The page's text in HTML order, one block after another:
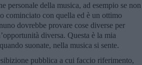
personale della musica, ad esempio se non
cominciato con quella ed è un ottimo
dovrebbe provare cose diverse per
diversa. Questa è la mia
suonate, nella musica si sente.
pubblica a cui faccio riferimento,